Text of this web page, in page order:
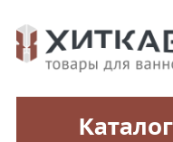
Каталог